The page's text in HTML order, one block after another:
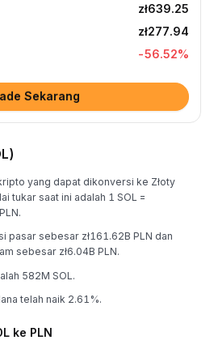
zł639.25
zł277.94
-56.52%
Sekarang
yang dapat dikonversi ke Złoty
tukar saat ini adalah 1 SOL =
pasar sebesar zł161.62B PLN dan
sebesar zł6.04B PLN.
582M SOL.
telah naik 2.61%.
ke PLN